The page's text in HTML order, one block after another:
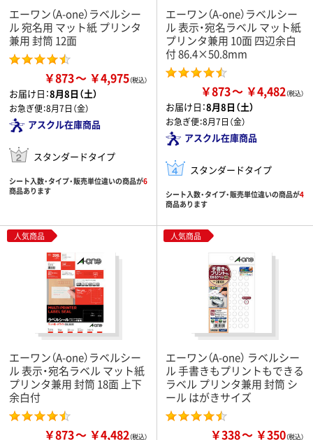
エーワン（A-one）ラベルシー
ル 宛名用 マット紙 プリンタ
兼用 封筒 12面
￥873 ￥4,975
お届け日：8月8日（土）
お急ぎ便：8月7日（金）
アスクル在庫商品
スタンダードタイプ
シート入数・タイプ・販売単位違いの商品が6
商品あります
エーワン（A-one）ラベルシー
ル 表示・宛名ラベル マット紙
プリンタ兼用 10面 四辺余白
付 86.4×50.8mm
￥873 ￥4,482
お届け日：8月8日（土）
お急ぎ便：8月7日（金）
アスクル在庫商品
スタンダードタイプ
シート入数・タイプ・販売単位違いの商品が4
商品あります
人気商品
エーワン（A-one）ラベルシー
ル 表示・宛名ラベル マット紙
プリンタ兼用 封筒 18面 上下
余白付
￥873 ￥4,482
人気商品
エーワン（A-one） ラベルシー
ル 手書きもプリントもできる
ラベル プリンタ兼用 封筒 シ
ール はがきサイズ
￥338 ￥350